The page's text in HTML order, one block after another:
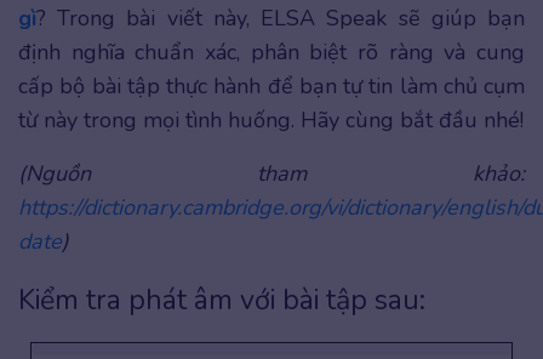
gì? Trong bài viết này, ELSA Speak sẽ giúp bạn
định nghĩa chuẩn xác, phân biệt rõ ràng và cung
cấp bộ bài tập thực hành để bạn tự tin làm chủ cụm
từ này trong mọi tình huống. Hãy cùng bắt đầu nhé!
(Nguồn tham khảo:
https://dictionary.cambridge.org/vi/dictionary/english/
date)
Kiểm tra phát âm với bài tập sau: